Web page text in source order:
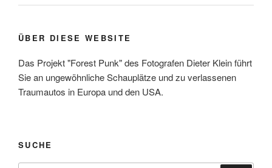
ÜBER DIESE WEBSITE
Das Projekt "Forest Punk" des Fotografen Dieter Klein führt
Sie an ungewöhnliche Schauplätze und zu verlassenen
Traumautos in Europa und den USA.
SUCHE